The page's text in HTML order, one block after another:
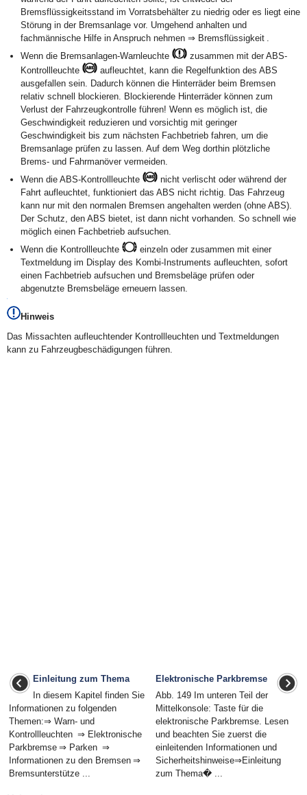
Bremsflüssigkeitsstand im Vorratsbehälter zu niedrig oder es liegt eine
Störung in der Bremsanlage vor. Umgehend anhalten und
fachmännische Hilfe in Anspruch nehmen ⇒ Bremsflüssigkeit .
Wenn die Bremsanlagen-Warnleuchte
zusammen mit der ABS-
Kontrollleuchte
aufleuchtet, kann die Regelfunktion des ABS
ausgefallen sein. Dadurch können die Hinterräder beim Bremsen
relativ schnell blockieren. Blockierende Hinterräder können zum
Verlust der Fahrzeugkontrolle führen! Wenn es möglich ist, die
Geschwindigkeit reduzieren und vorsichtig mit geringer
Geschwindigkeit bis zum nächsten Fachbetrieb fahren, um die
Bremsanlage prüfen zu lassen. Auf dem Weg dorthin plötzliche
Brems- und Fahrmanöver vermeiden.
Wenn die ABS-Kontrollleuchte
nicht verlischt oder während der
Fahrt aufleuchtet, funktioniert das ABS nicht richtig. Das Fahrzeug
kann nur mit den normalen Bremsen angehalten werden (ohne ABS).
Der Schutz, den ABS bietet, ist dann nicht vorhanden. So schnell wie
möglich einen Fachbetrieb aufsuchen.
Wenn die Kontrollleuchte
einzeln oder zusammen mit einer
Textmeldung im Display des Kombi-Instruments aufleuchten, sofort
einen Fachbetrieb aufsuchen und Bremsbeläge prüfen oder
abgenutzte Bremsbeläge erneuern lassen.
Hinweis
Das Missachten aufleuchtender Kontrollleuchten und Textmeldungen
kann zu Fahrzeugbeschädigungen führen.
Einleitung zum Thema
In diesem Kapitel finden Sie
Informationen zu folgenden
Themen:⇒ Warn- und
Kontrollleuchten ⇒ Elektronische
Parkbremse ⇒ Parken ⇒
Informationen zu den Bremsen ⇒
Bremsunterstütze ...
Elektronische Parkbremse
Abb. 149 Im unteren Teil der
Mittelkonsole: Taste für die
elektronische Parkbremse. Lesen
und beachten Sie zuerst die
einleitenden Informationen und
Sicherheitshinweise⇒Einleitung
zum Thema� ...